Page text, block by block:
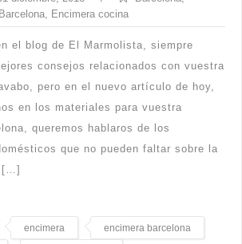
Encimera cocina
el blog de El Marmolista, siempre
consejos relacionados con vuestra
pero en el nuevo artículo de hoy,
en los materiales para vuestra
queremos hablaros de los
que no pueden faltar sobre la
[…]
encimera encimera barcelona